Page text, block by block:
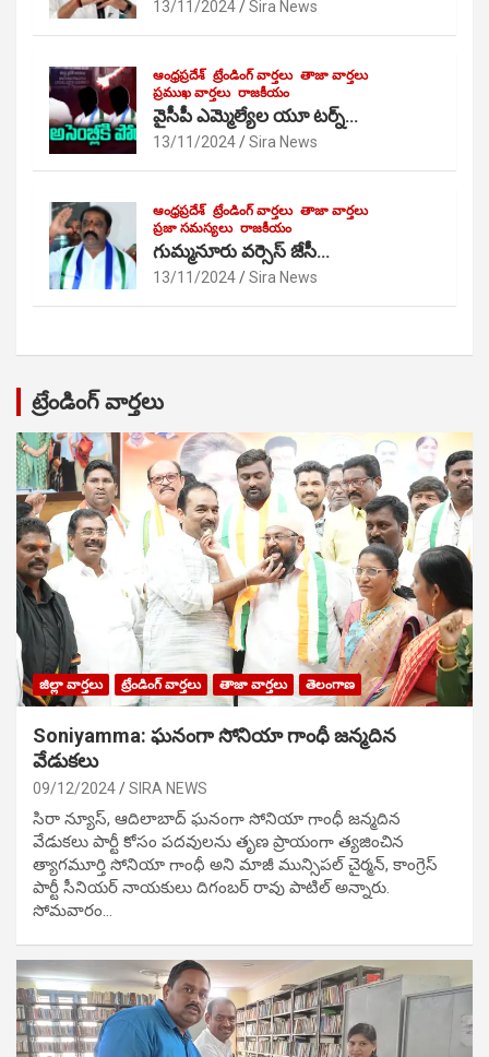
13/11/2024 Sira News
ఆంధ్రప్రదేశ్ ట్రేండింగ్ వార్తలు తాజా వార్తలు
ప్రముఖ వార్తలు రాజకీయం
వైసీపీ ఎమ్మెల్యేల యూ టర్న్…
13/11/2024 Sira News
ఆంధ్రప్రదేశ్ ట్రేండింగ్ వార్తలు తాజా వార్తలు
ప్రజా సమస్యలు రాజకీయం
గుమ్మనూరు వర్సెస్ జేసీ…
13/11/2024 Sira News
ట్రేండింగ్ వార్తలు
జిల్లా వార్తలు ట్రేండింగ్ వార్తలు తాజా వార్తలు తెలంగాణ
Soniyamma: ఘ‌నంగా సోనియా గాంధీ జ‌న్మ‌దిన
వేడుక‌లు
09/12/2024 SIRA NEWS
సిరా న్యూస్, ఆదిలాబాద్ ఘ‌నంగా సోనియా గాంధీ జ‌న్మ‌దిన
వేడుక‌లు పార్టీ కోసం ప‌ద‌వుల‌ను తృణ ప్రాయంగా త్య‌జించిన
త్యాగమూర్తి సోనియా గాంధీ అని మాజీ మున్సిప‌ల్ చైర్మ‌న్, కాంగ్రెస్
పార్టీ సీనియ‌ర్ నాయ‌కులు దిగంబ‌ర్ రావు పాటిల్ అన్నారు.
సోమవారం…